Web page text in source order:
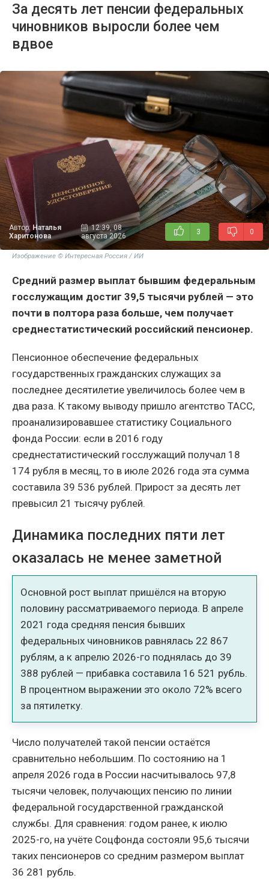
За десять лет пенсии федеральных
чиновников выросли более чем
вдвое
Автор: Наталья
Харитонова
12:39, 08
августа 2026
3 0
Изображение © Интересная Россия / ИИ
Средний размер выплат бывшим федеральным
госслужащим достиг 39,5 тысячи рублей — это
почти в полтора раза больше, чем получает
среднестатистический российский пенсионер.
Пенсионное обеспечение федеральных
государственных гражданских служащих за
последнее десятилетие увеличилось более чем в
два раза. К такому выводу пришло агентство ТАСС,
проанализировавшее статистику Социального
фонда России: если в 2016 году
среднестатистический госслужащий получал 18
174 рубля в месяц, то в июле 2026 года эта сумма
составила 39 536 рублей. Прирост за десять лет
превысил 21 тысячу рублей.
Динамика последних пяти лет
оказалась не менее заметной
Основной рост выплат пришёлся на вторую
половину рассматриваемого периода. В апреле
2021 года средняя пенсия бывших
федеральных чиновников равнялась 22 867
рублям, а к апрелю 2026-го поднялась до 39
388 рублей — прибавка составила 16 521 рубль.
В процентном выражении это около 72% всего
за пятилетку.
Число получателей такой пенсии остаётся
сравнительно небольшим. По состоянию на 1
апреля 2026 года в России насчитывалось 97,8
тысячи человек, получающих пенсию по линии
федеральной государственной гражданской
службы. Для сравнения: годом ранее, к июлю
2025-го, на учёте Соцфонда состояли 95,6 тысячи
таких пенсионеров со средним размером выплат
36 281 рубль.